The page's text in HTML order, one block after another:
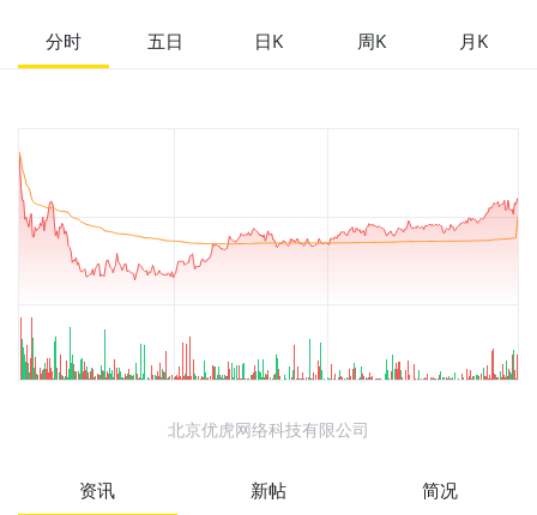
52周最高
96.84 市盈率
股息
分时 五日 日K 周K 月K
北京优虎网络科技有限公司
资讯 新帖 简况